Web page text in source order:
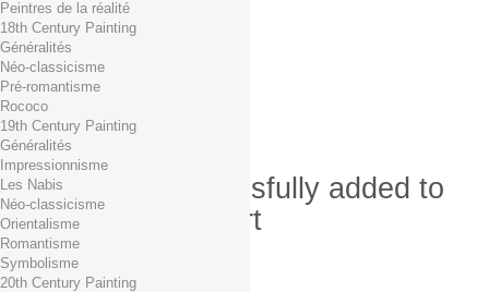
Cart (empty)
No products
Free shipping!
0,00 € Total
Check out
Product successfully added to
your shopping cart
Quantity
Total
Peintres de la réalité
18th Century Painting
Généralités
Néo-classicisme
Pré-romantisme
Rococo
19th Century Painting
Généralités
Impressionnisme
Les Nabis
Néo-classicisme
Orientalisme
Romantisme
Symbolisme
20th Century Painting